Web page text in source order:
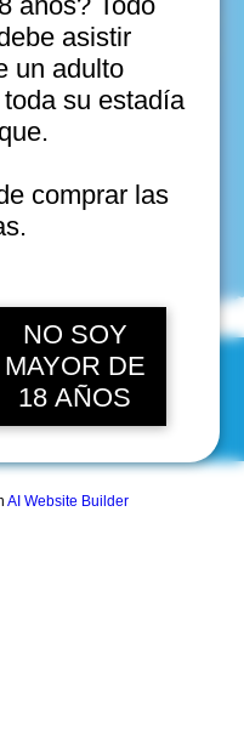
asistir
un adulto
su estadía
comprar las
NO SOY
MAYOR DE
18 AÑOS
AI Website Builder
a. m.
a. m.
p. m.